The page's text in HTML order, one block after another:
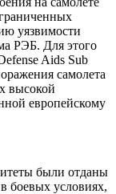
уязвимости
РЭБ. Для этого
Aids Sub
самолета
высокой
европейскому
были отданы
боевых условиях,